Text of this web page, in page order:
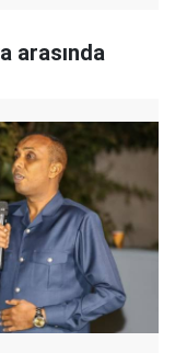
arasında